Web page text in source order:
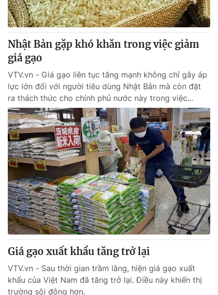
Nhật Bản gặp khó khăn trong việc giảm
giá gạo
VTV.vn - Giá gạo liên tục tăng mạnh không chỉ gây áp
lực lớn đối với người tiêu dùng Nhật Bản mà còn đặt
ra thách thức cho chính phủ nước này trong việc...
Giá gạo xuất khẩu tăng trở lại
VTV.vn - Sau thời gian trầm lắng, hiện giá gạo xuất
khẩu của Việt Nam đã tăng trở lại. Điều này khiến thị
trường sôi động hơn.